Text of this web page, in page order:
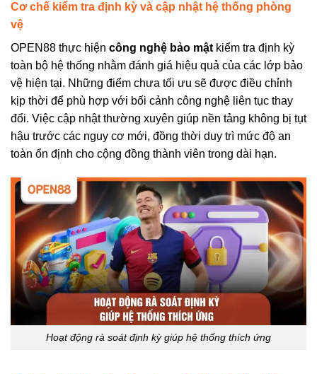
Cơ chế kiểm tra định kỳ và cập nhật hệ thống phòng
vệ
OPEN88 thực hiện công nghệ bảo mật kiểm tra định kỳ
toàn bộ hệ thống nhằm đánh giá hiệu quả của các lớp bảo
vệ hiện tại. Những điểm chưa tối ưu sẽ được điều chỉnh
kịp thời để phù hợp với bối cảnh công nghệ liên tục thay
đổi. Việc cập nhật thường xuyên giúp nền tảng không bị tụt
hậu trước các nguy cơ mới, đồng thời duy trì mức độ an
toàn ổn định cho cộng đồng thành viên trong dài hạn.
Hoạt động rà soát định kỳ giúp hệ thống thích ứng